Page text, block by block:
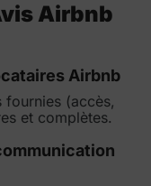
Airbnb
Airbnb
(accès,
et complètes.